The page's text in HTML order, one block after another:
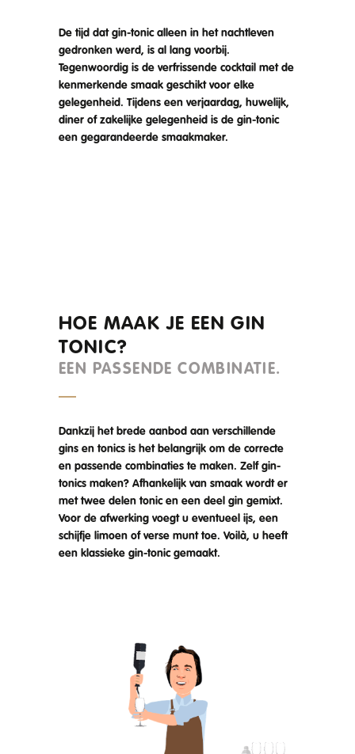
De tijd dat gin-tonic alleen in het nachtleven
gedronken werd, is al lang voorbij.
Tegenwoordig is de verfrissende cocktail met de
kenmerkende smaak geschikt voor elke
gelegenheid. Tijdens een verjaardag, huwelijk,
diner of zakelijke gelegenheid is de gin-tonic
een gegarandeerde smaakmaker.
HOE MAAK JE EEN GIN
TONIC?
EEN PASSENDE COMBINATIE.
Dankzij het brede aanbod aan verschillende
gins en tonics is het belangrijk om de correcte
en passende combinaties te maken. Zelf gin-
tonics maken? Afhankelijk van smaak wordt er
met twee delen tonic en een deel gin gemixt.
Voor de afwerking voegt u eventueel ijs, een
schijfje limoen of verse munt toe. Voilà, u heeft
een klassieke gin-tonic gemaakt.